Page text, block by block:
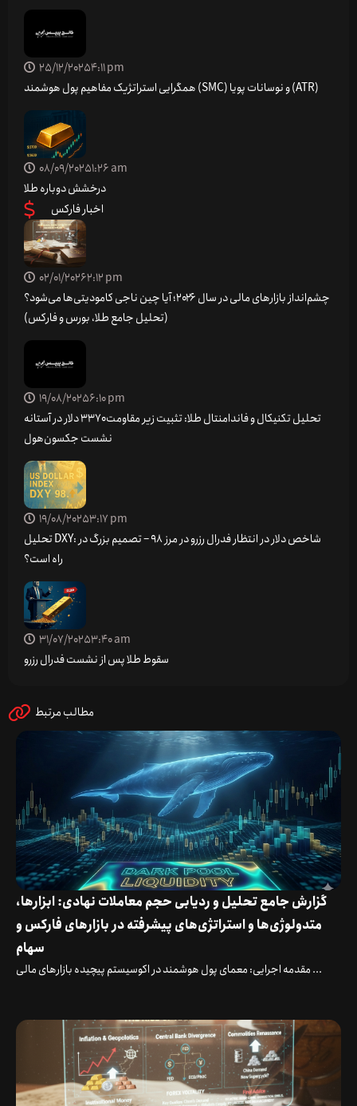
25/12/20254:11 pm
همگرایی استراتژیک مفاهیم پول هوشمند (SMC) و نوسانات پویا (ATR)
08/09/20251:26 am
درخشش دوباره طلا
اخبار فارکس
02/01/20262:12 pm
چشم‌انداز بازارهای مالی در سال ۲۰۲۶؛ آیا چین ناجی کامودیتی‌ها می‌شود؟
(تحلیل جامع طلا، بورس و فارکس)
19/08/20256:10 pm
تحلیل تکنیکال و فاندامنتال طلا: تثبیت زیر مقاومت ۳۳۷۰ دلار در آستانه
نشست جکسون‌هول
19/08/20253:17 pm
تحلیل DXY: شاخص دلار در انتظار فدرال رزرو در مرز 98 – تصمیم بزرگ در
راه است؟
31/07/20253:40 am
سقوط طلا پس از نشست فدرال رزرو
مطالب مرتبط
گزارش جامع تحلیل و ردیابی حجم معاملات نهادی: ابزارها،
متدولوژی‌ها و استراتژی‌های پیشرفته در بازارهای فارکس و
سهام
مقدمه اجرایی: معمای پول هوشمند در اکوسیستم پیچیده بازارهای مالی ...